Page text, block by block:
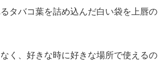
タバコ葉を詰め込んだ白い袋を上唇の
く、好きな時に好きな場所で使えるの